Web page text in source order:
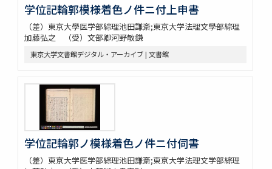
学位記輪郭模様着色ノ件ニ付上申書
（差）東京大學医学部綜理池田謙斎;東京大学法理文學部綜理
加藤弘之 （受）文部卿河野敏鎌
東京大学文書館デジタル・アーカイブ | 文書館
学位記輪郭ノ模様着色ノ件ニ付伺書
（差）東京大学医学部綜理池田謙斎;東京大学法理文学部綜理